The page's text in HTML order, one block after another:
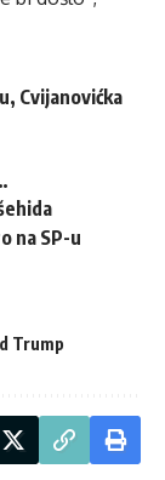
Cvijanovićka
na SP-u
Trump